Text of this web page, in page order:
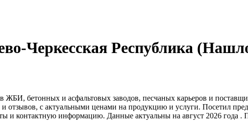
Черкесская Республика
бетонных и асфальтовых заводов, песчаных карьеров и
отзывов, с актуальными ценами на продукцию и услуги. Посетил
и контактную информацию. Данные актуальны на август 2026 года .